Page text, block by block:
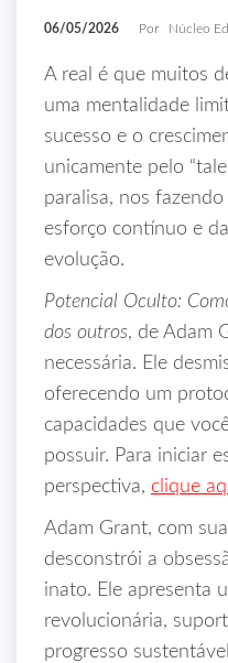
06/05/2026 Por Núcleo
A real é que muitos
uma mentalidade
sucesso e o
unicamente pelo
paralisa, nos
esforço contínuo e
evolução.
Potencial Oculto:
dos outros, de Adam
necessária. Ele
oferecendo um
capacidades que
possuir. Para iniciar
perspectiva, clique
Adam Grant, com
desconstrói a
inato. Ele apresenta
revolucionária,
progresso